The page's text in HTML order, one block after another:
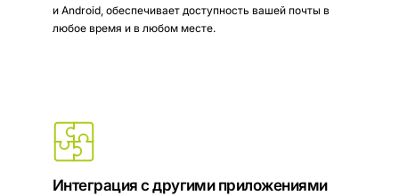
и Android, обеспечивает доступность вашей почты в
любое время и в любом месте.
Интеграция с другими приложениями